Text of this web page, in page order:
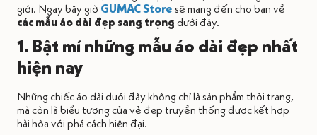
giới. Ngay bây giờ GUMAC Store sẽ mang đến cho bạn về
các mẫu áo dài đẹp sang trọng dưới đây.
1. Bật mí những mẫu áo dài đẹp nhất
hiện nay
Những chiếc áo dài dưới đây không chỉ là sản phẩm thời trang,
mà còn là biểu tượng của vẻ đẹp truyền thống được kết hợp
hài hòa với phá cách hiện đại.